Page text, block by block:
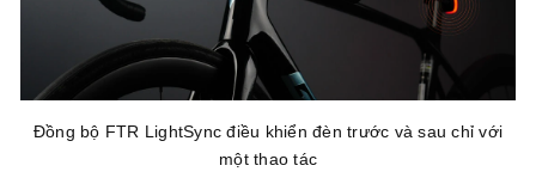
Đồng bộ FTR LightSync điều khiển đèn trước và sau chỉ với
một thao tác